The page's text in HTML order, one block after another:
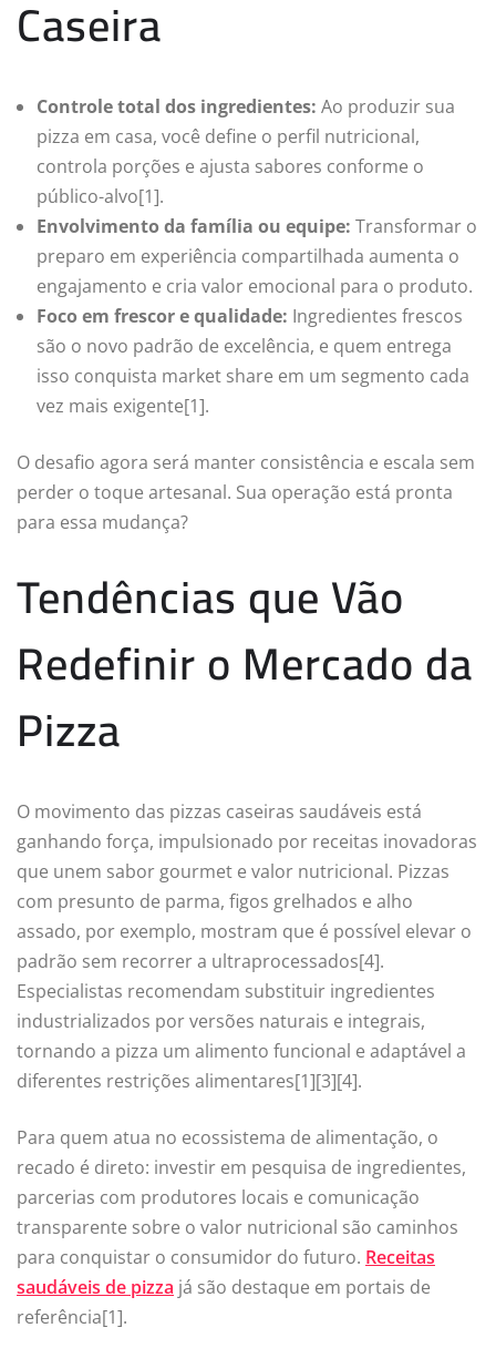
Caseira
Controle total dos ingredientes: Ao produzir sua
pizza em casa, você define o perfil nutricional,
controla porções e ajusta sabores conforme o
público-alvo[1].
Envolvimento da família ou equipe: Transformar o
preparo em experiência compartilhada aumenta o
engajamento e cria valor emocional para o produto.
Foco em frescor e qualidade: Ingredientes frescos
são o novo padrão de excelência, e quem entrega
isso conquista market share em um segmento cada
vez mais exigente[1].
O desafio agora será manter consistência e escala sem
perder o toque artesanal. Sua operação está pronta
para essa mudança?
Tendências que Vão
Redefinir o Mercado da
Pizza
O movimento das pizzas caseiras saudáveis está
ganhando força, impulsionado por receitas inovadoras
que unem sabor gourmet e valor nutricional. Pizzas
com presunto de parma, figos grelhados e alho
assado, por exemplo, mostram que é possível elevar o
padrão sem recorrer a ultraprocessados[4].
Especialistas recomendam substituir ingredientes
industrializados por versões naturais e integrais,
tornando a pizza um alimento funcional e adaptável a
diferentes restrições alimentares[1][3][4].
Para quem atua no ecossistema de alimentação, o
recado é direto: investir em pesquisa de ingredientes,
parcerias com produtores locais e comunicação
transparente sobre o valor nutricional são caminhos
para conquistar o consumidor do futuro. Receitas
saudáveis de pizza já são destaque em portais de
referência[1].